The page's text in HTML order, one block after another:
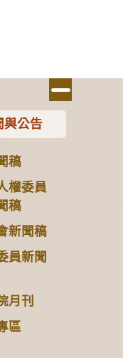
與公告
稿
權委員
稿
新聞稿
員新聞
月刊
區